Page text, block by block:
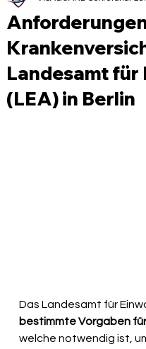
Landesamt für
(LEA) in Berlin
Das Landesamt für
bestimmte Vorgaben
welche notwendig ist,